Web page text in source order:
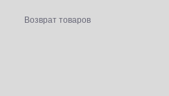
Возврат товаров